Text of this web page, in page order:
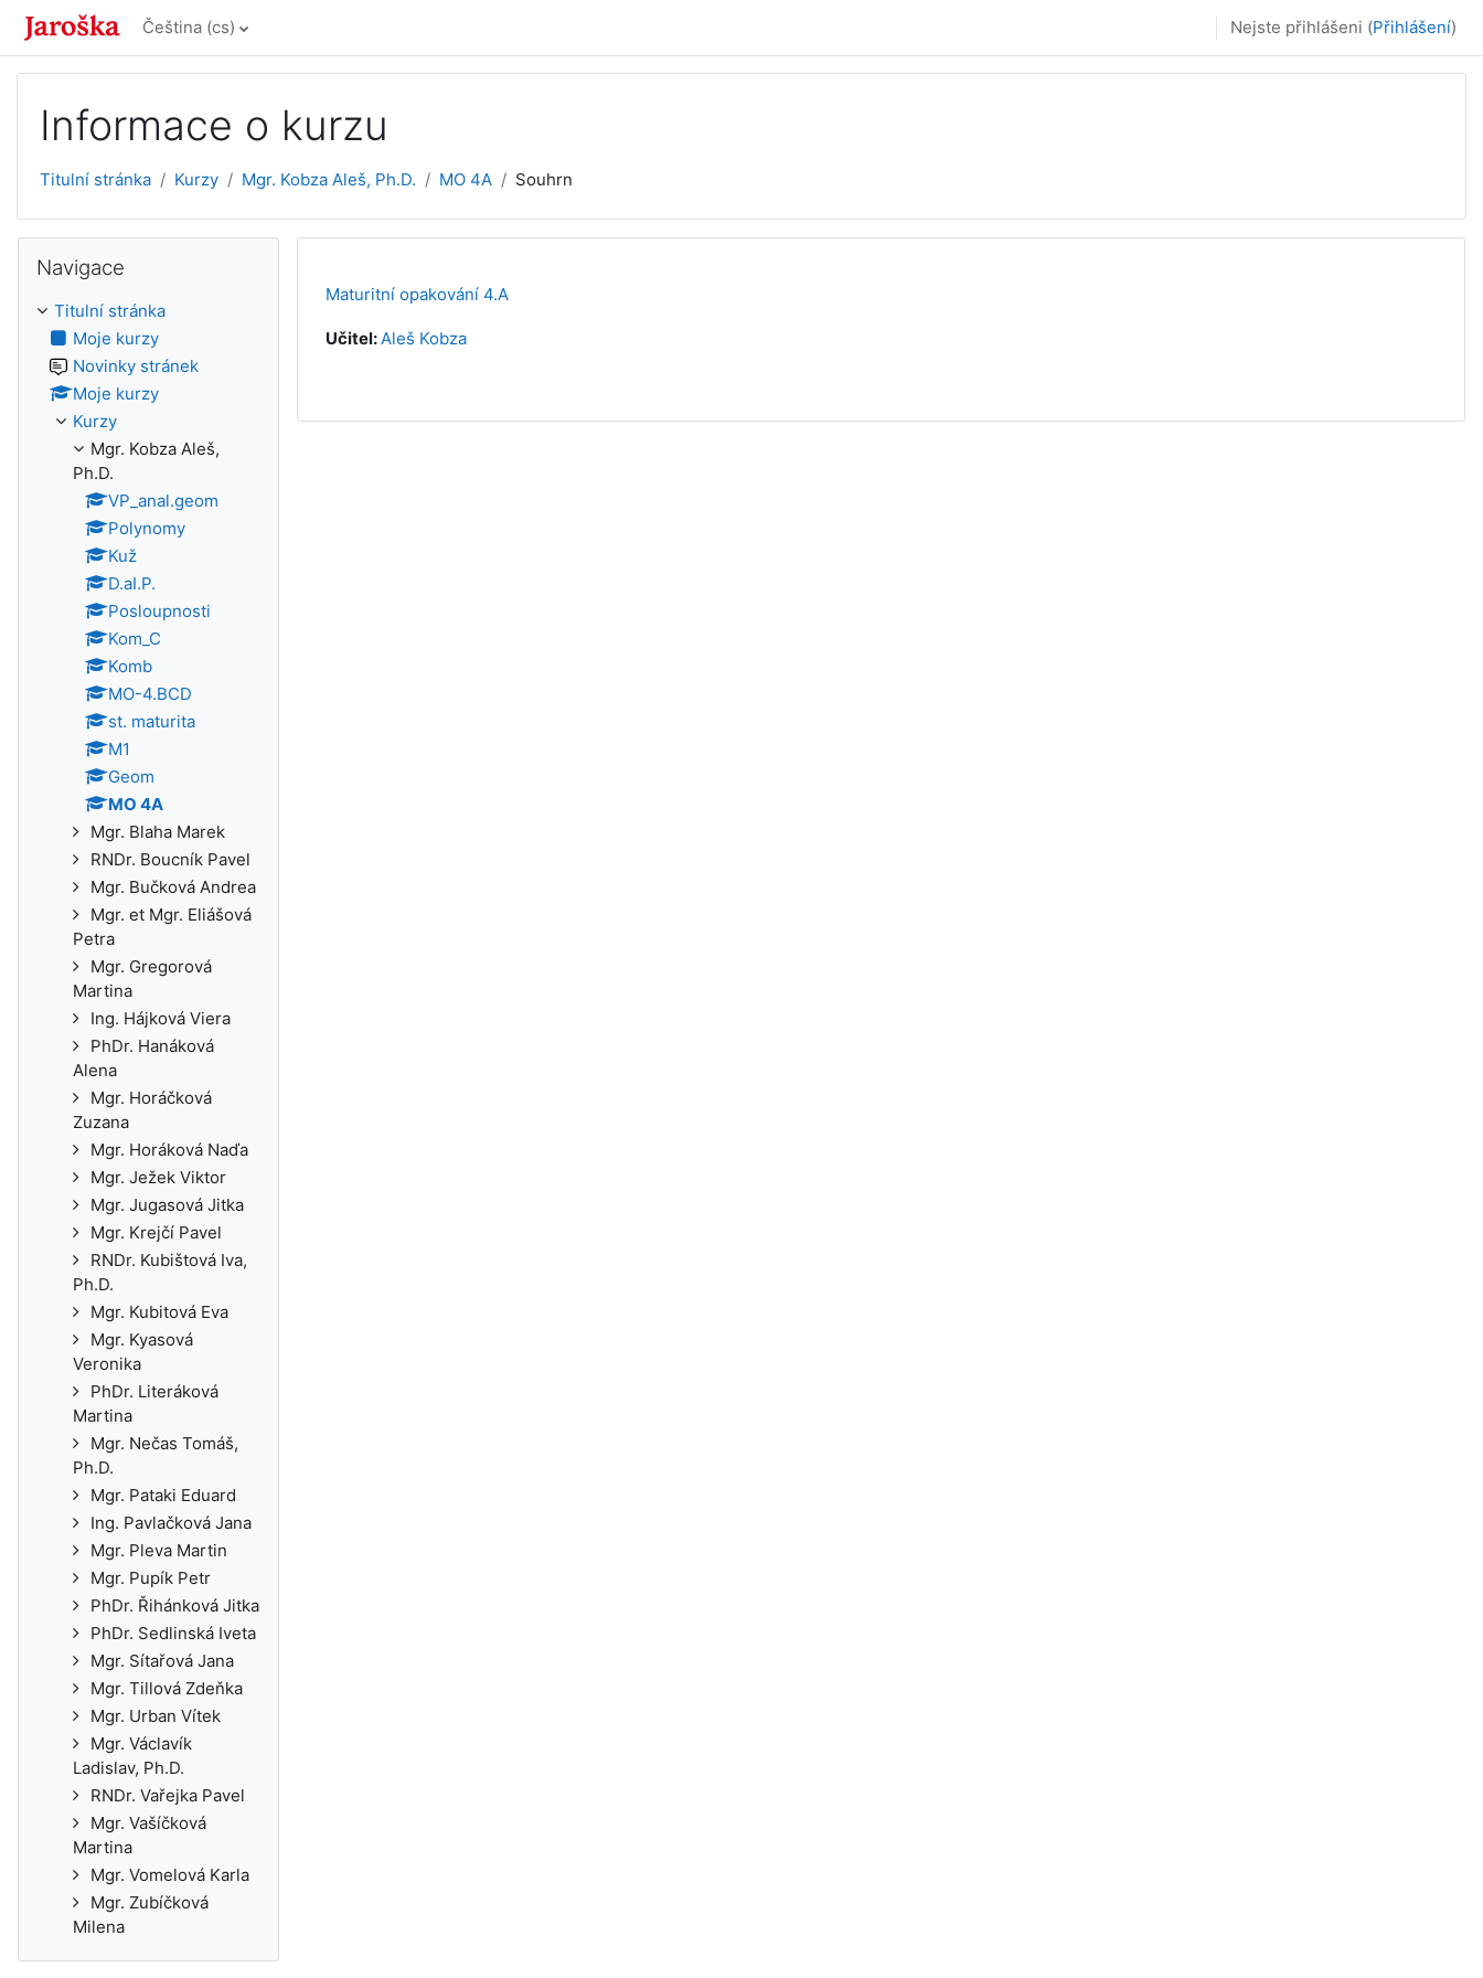
Přejít k hlavnímu obsahu
Čeština ‎(cs)‎ Nejste přihlášeni (Přihlášení)
Informace o kurzu
Titulní stránka Kurzy Mgr. Kobza Aleš, Ph.D. MO 4A Souhrn
Maturitní opakování 4.A
Učitel:Aleš Kobza
Navigace
Titulní stránka
Moje kurzy
Novinky stránek
Moje kurzy
Kurzy
Mgr. Kobza Aleš,
Ph.D.
VP_anal.geom
Polynomy
Kuž
D.aI.P.
Posloupnosti
Kom_C
Komb
MO-4.BCD
st. maturita
M1
Geom
MO 4A
Mgr. Blaha Marek
RNDr. Boucník Pavel
Mgr. Bučková Andrea
Mgr. et Mgr. Eliášová
Petra
Mgr. Gregorová
Martina
Ing. Hájková Viera
PhDr. Hanáková
Alena
Mgr. Horáčková
Zuzana
Mgr. Horáková Naďa
Mgr. Ježek Viktor
Mgr. Jugasová Jitka
Mgr. Krejčí Pavel
RNDr. Kubištová Iva,
Ph.D.
Mgr. Kubitová Eva
Mgr. Kyasová
Veronika
PhDr. Literáková
Martina
Mgr. Nečas Tomáš,
Ph.D.
Mgr. Pataki Eduard
Ing. Pavlačková Jana
Mgr. Pleva Martin
Mgr. Pupík Petr
PhDr. Řihánková Jitka
PhDr. Sedlinská Iveta
Mgr. Sítařová Jana
Mgr. Tillová Zdeňka
Mgr. Urban Vítek
Mgr. Václavík
Ladislav, Ph.D.
RNDr. Vařejka Pavel
Mgr. Vašíčková
Martina
Mgr. Vomelová Karla
Mgr. Zubíčková
Milena